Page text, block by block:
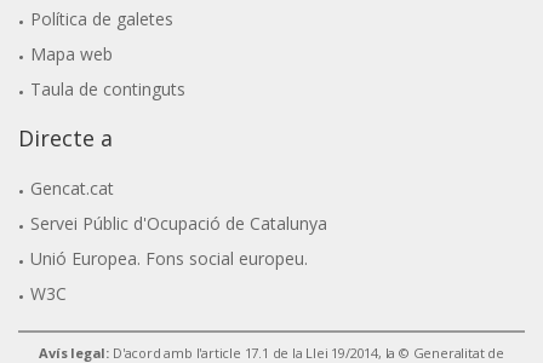
Política de galetes
Mapa web
Taula de continguts
Directe a
Gencat.cat
Servei Públic d'Ocupació de Catalunya
Unió Europea. Fons social europeu.
W3C
Avís legal: D'acord amb l'article 17.1 de la Llei 19/2014, la © Generalitat de